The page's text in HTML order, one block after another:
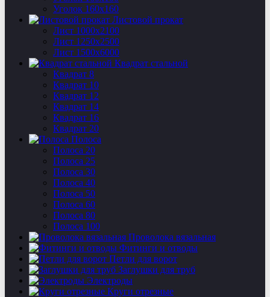
Уголок 160х160
Листовой прокат
Лист 1000х2100
Лист 1250х2500
Лист 1500х6000
Квадрат стальной
Квадрат 8
Квадрат 10
Квадрат 12
Квадрат 14
Квадрат 16
Квадрат 20
Полоса
Полоса 20
Полоса 25
Полоса 30
Полоса 40
Полоса 50
Полоса 60
Полоса 80
Полоса 100
Проволока вязальная
Фитинги и отводы
Петли для ворот
Заглушки для труб
Электроды
Круги отрезные